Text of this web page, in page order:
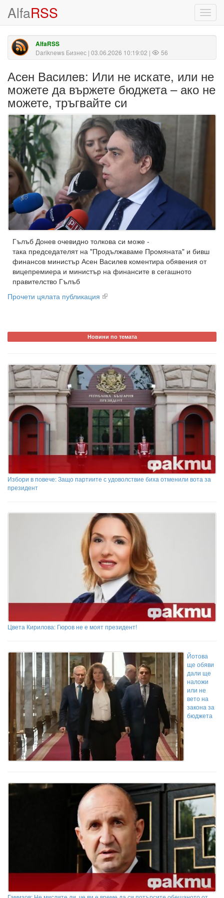
AlfaRSS
AlfaRSS
Dariknews Бизнес | 03.06.2026 10:19:02 | 56
Асен Василев: Или не искате, или не
можете да вържете бюджета – ако не
можете, тръгвайте си
Гълъб Донев очевидно толкова си може -
така председателят на "Продължаваме Промяната" и бивш
финансов министър Асен Василев коментира обявения от
вицепремиера и министър на финансите в сегашното
правителство Гълъб
Прочети цялата публикация
Новини по темата
Избори в повече: Защо партиите с удоволствие биха отменили вота за
президент
Цвета Кирилова: Гюров не е моят президент!
Йотова
ще обяви
дали ще
наложи
или не
вето на
закона за
бюджета